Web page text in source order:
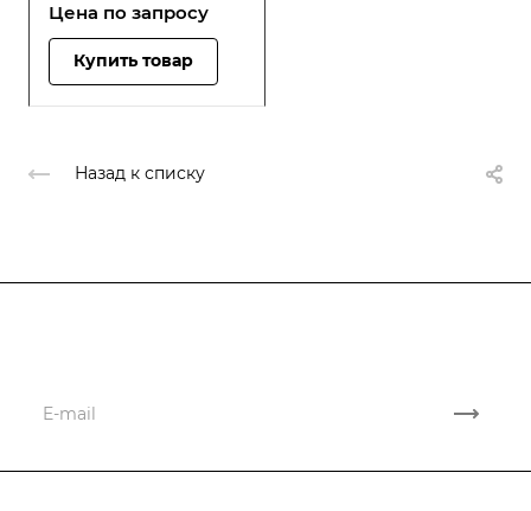
Цена по запросу
Купить товар
Назад к списку